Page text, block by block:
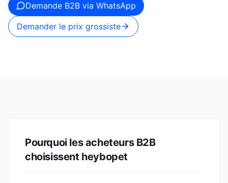
Demande B2B via WhatsApp
Demander le prix grossiste
Pourquoi les acheteurs B2B
choisissent heybopet